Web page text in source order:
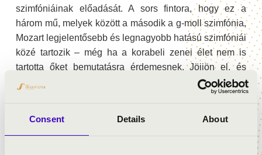
Consent Details About
szimfóniáinak előadását. A sors fintora, hogy ez a
három mű, melyek között a második a g-moll szimfónia,
Mozart legjelentősebb és legnagyobb hatású szimfóniái
közé tartozik – még ha a korabeli zenei élet nem is
tartotta őket bemutatásra érdemesnek. Jöjjön el, és
hallgassa meg a művet, amit Mozart és kortársai sosem
ELŐADÓK: